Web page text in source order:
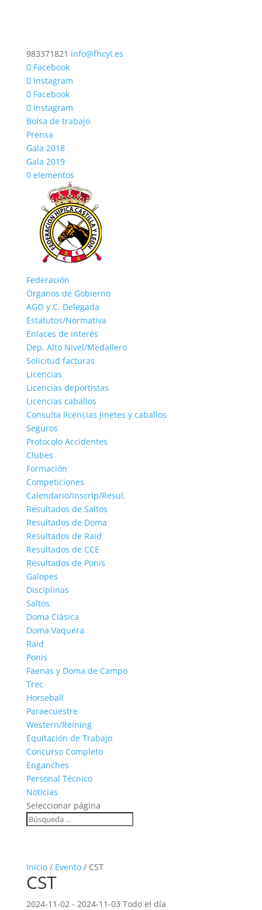
983371821 info@fhcyl.es
Facebook
Instagram
Facebook
Instagram
Bolsa de trabajo
Prensa
Gala 2018
Gala 2019
0 elementos
Federación
Órganos de Gobierno
AGO y C. Delegada
Estatutos/Normativa
Enlaces de interés
Dep. Alto Nivel/Medallero
Solicitud facturas
Licencias
Licencias deportistas
Licencias caballos
Consulta licencias jinetes y caballos
Seguros
Protocolo Accidentes
Clubes
Formación
Competiciones
Calendario/Inscrip/Resul.
Resultados de Saltos
Resultados de Doma
Resultados de Raid
Resultados de CCE
Resultados de Ponis
Galopes
Disciplinas
Saltos
Doma Clásica
Doma Vaquera
Raid
Ponis
Faenas y Doma de Campo
Trec
Horseball
Paraecuestre
Western/Reining
Equitación de Trabajo
Concurso Completo
Enganches
Personal Técnico
Noticias
Seleccionar página
Inicio/ Evento/ CST
CST
2024-11-02 - 2024-11-03 Todo el día